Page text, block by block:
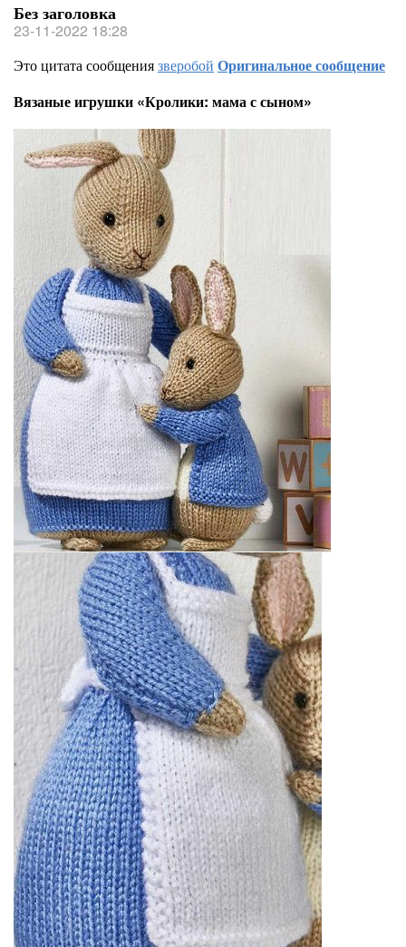
Без заголовка
23-11-2022 18:28
Это цитата сообщениязверобой Оригинальное сообщение
Вязаные игрушки «Кролики: мама с сыном»